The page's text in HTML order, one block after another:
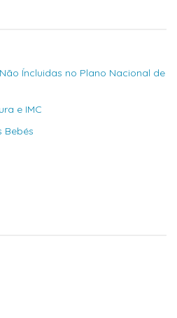
Íncluidas no Plano Nacional de
e IMC
Bebés